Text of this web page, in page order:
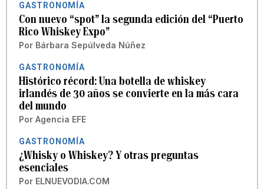
GASTRONOMÍA
Con nuevo “spot” la segunda edición del “Puerto
Rico Whiskey Expo”
Por Bárbara Sepúlveda Núñez
GASTRONOMÍA
Histórico récord: Una botella de whiskey
irlandés de 30 años se convierte en la más cara
del mundo
Por Agencia EFE
GASTRONOMÍA
¿Whisky o Whiskey? Y otras preguntas
esenciales
Por ELNUEVODIA.COM